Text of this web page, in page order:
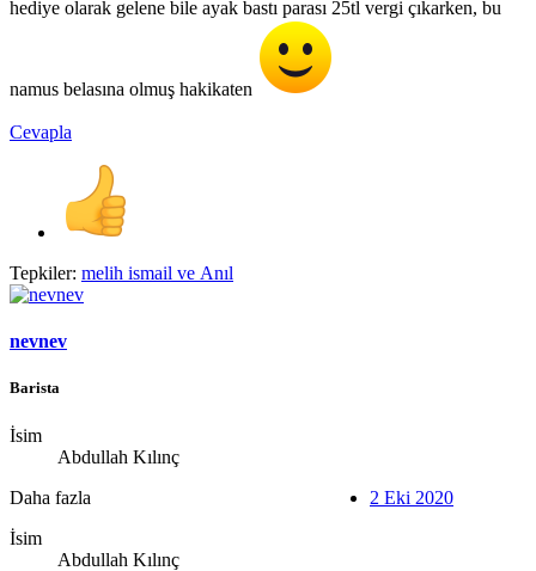
hediye olarak gelene bile ayak bastı parası 25tl vergi çıkarken, bu
namus belasına olmuş hakikaten
Cevapla
Tepkiler: melih ismail ve Anıl
nevnev
Barista
İsim
Abdullah Kılınç
Daha fazla
İsim
Abdullah Kılınç
2 Eki 2020